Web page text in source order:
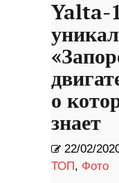
Yalta-
о
знает
22/02/
ТОП, Фото